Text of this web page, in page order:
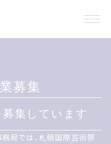
募集
募集しています
集しています
員会事務局では 札幌国際
局では、札幌国際芸術祭